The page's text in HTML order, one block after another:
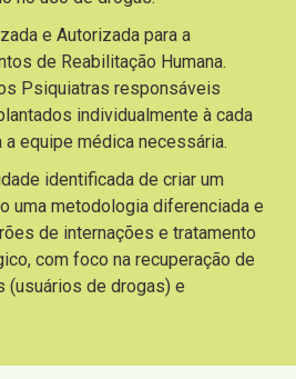
e Autorizada para a
de Reabilitação Humana.
Psiquiatras responsáveis
individualmente à cada
equipe médica necessária.
identificada de criar um
uma metodologia diferenciada e
de internações e tratamento
com foco na recuperação de
(usuários de drogas) e